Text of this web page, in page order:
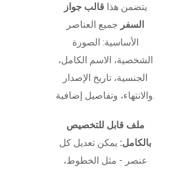
يتضمن هذا قالب جواز
السفر جميع العناصر
الأساسية: الصورة
الشخصية، الاسم الكامل،
الجنسية، تاريخ الإصدار
والانتهاء، وتفاصيل إضافية.
ملف قابل للتخصيص
بالكامل: يمكن تعديل كل
عنصر - مثل الخطوط،